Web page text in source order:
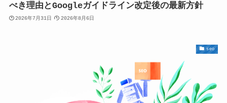
べき理由とGoogleガイドライン改定後の最新方針
2026年7月31日 2026年8月6日
seo